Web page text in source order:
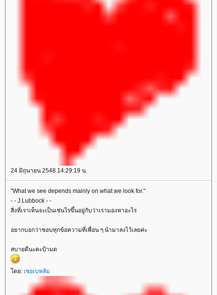
24 มิถุนายน 2548 14:29:19 น.
"What we see depends mainly on what we look for."
- - J.Lubbock - -
สิ่งที่เราเห็นจะเป็นเช่นไรขึ้นอยู่กับว่าเรามองหาอะไร
อยากบอกว่าชอบทุกข้อความที่เพื่อน ๆ นำมาลงไว้เลยค่ะ
สบายดีนะคะป้ามด
ดย: เชอเบทส้ม